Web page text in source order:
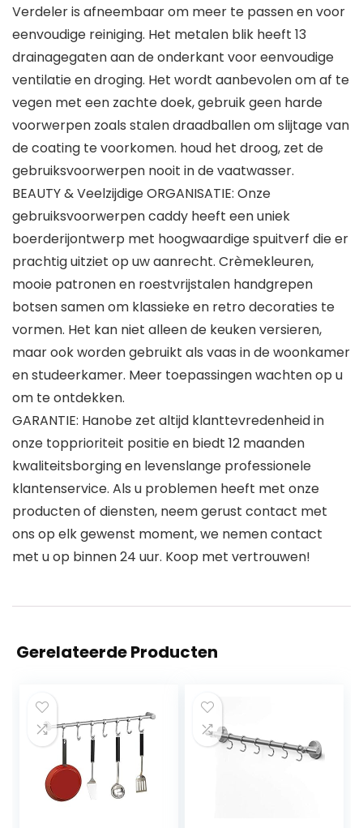
Verdeler is afneembaar om meer te passen en voor
eenvoudige reiniging. Het metalen blik heeft 13
drainagegaten aan de onderkant voor eenvoudige
ventilatie en droging. Het wordt aanbevolen om af te
vegen met een zachte doek, gebruik geen harde
voorwerpen zoals stalen draadballen om slijtage van
de coating te voorkomen. houd het droog, zet de
gebruiksvoorwerpen nooit in de vaatwasser.
BEAUTY & Veelzijdige ORGANISATIE: Onze
gebruiksvoorwerpen caddy heeft een uniek
boerderijontwerp met hoogwaardige spuitverf die er
prachtig uitziet op uw aanrecht. Crèmekleuren,
mooie patronen en roestvrijstalen handgrepen
botsen samen om klassieke en retro decoraties te
vormen. Het kan niet alleen de keuken versieren,
maar ook worden gebruikt als vaas in de woonkamer
en studeerkamer. Meer toepassingen wachten op u
om te ontdekken.
GARANTIE: Hanobe zet altijd klanttevredenheid in
onze topprioriteit positie en biedt 12 maanden
kwaliteitsborging en levenslange professionele
klantenservice. Als u problemen heeft met onze
producten of diensten, neem gerust contact met
ons op elk gewenst moment, we nemen contact
met u op binnen 24 uur. Koop met vertrouwen!
Gerelateerde Producten